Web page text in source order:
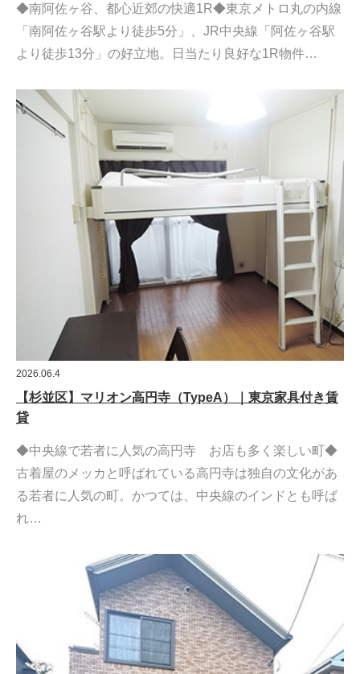
◆南阿佐ヶ谷、都心近郊の快適1R◆東京メトロ丸の内線
「南阿佐ヶ谷駅より徒歩5分」、JR中央線「阿佐ヶ谷駅
より徒歩13分」の好立地。日当たり良好な1R物件…
2026.06.4
【杉並区】マリオン高円寺（TypeA）｜東京家具付き賃
貸
◆中央線で若者に人気の高円寺 お店も多く楽しい町◆
古着屋のメッカと呼ばれている高円寺は独自の文化があ
る若者に人気の町。かつては、中央線のインドとも呼ば
れ…